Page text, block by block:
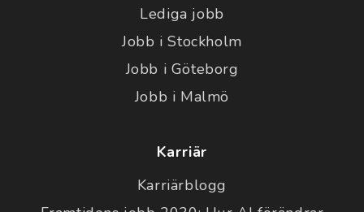
Lediga jobb
Jobb i Stockholm
Jobb i Göteborg
Jobb i Malmö
Karriär
Karriärblogg